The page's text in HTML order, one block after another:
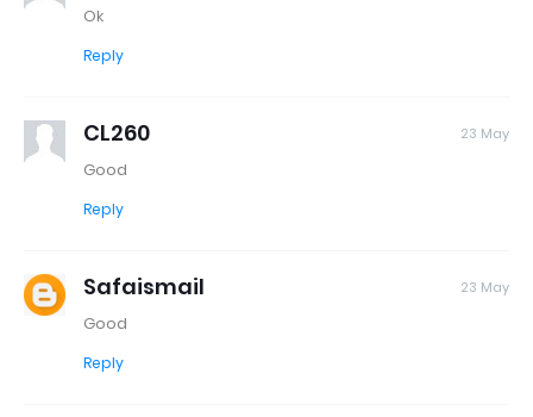
Ok
Reply
CL260 23 May
Good
Reply
Safaismail 23 May
Good
Reply